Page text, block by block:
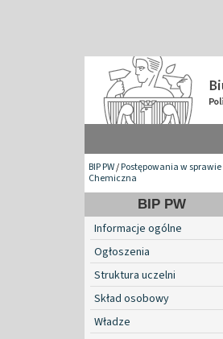
BIP PW/Postępowania w
Chemiczna
BIP PW
Informacje ogólne
Ogłoszenia
Struktura uczelni
Skład osobowy
Władze